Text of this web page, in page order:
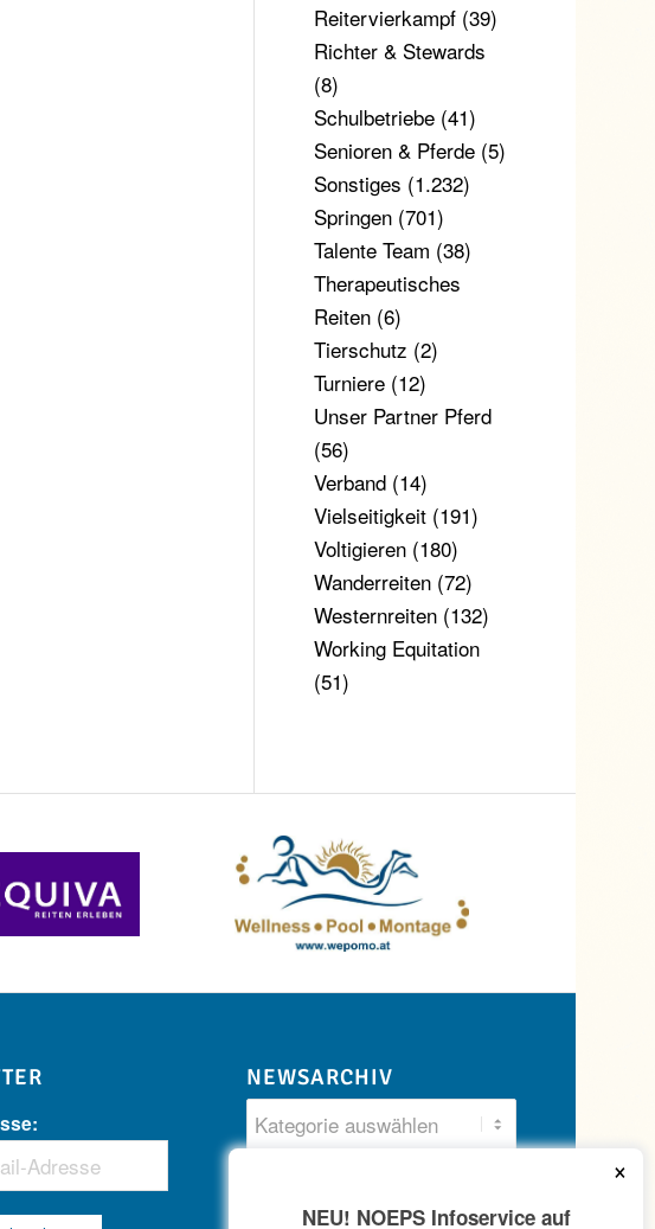
Reitervierkampf(39)
Richter & Stewards
(8)
Schulbetriebe(41)
Senioren & Pferde(5)
Sonstiges (1.232)
Springen(701)
Talente Team (38)
Therapeutisches
Reiten(6)
Tierschutz (2)
Turniere(12)
Unser Partner Pferd
(56)
Verband(14)
Vielseitigkeit(191)
Voltigieren(180)
Wanderreiten(72)
Westernreiten(132)
Working Equitation
(51)
NEWSARCHIV
×
NEU! NOEPS Infoservice auf